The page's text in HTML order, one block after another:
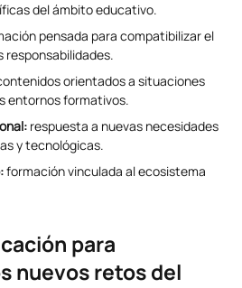
del ámbito educativo.
pensada para compatibilizar el
orientados a situaciones
entornos formativos.
respuesta a nuevas necesidades
y tecnológicas.
formación vinculada al ecosistema
para
nuevos retos del